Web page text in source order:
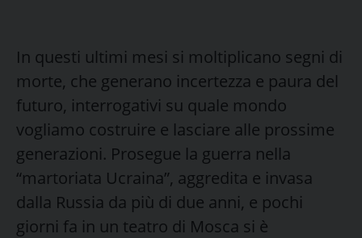
In questi ultimi mesi si moltiplicano segni di
morte, che generano incertezza e paura del
futuro, interrogativi su quale mondo
vogliamo costruire e lasciare alle prossime
generazioni. Prosegue la guerra nella
“martoriata Ucraina”, aggredita e invasa
dalla Russia da più di due anni, e pochi
giorni fa in un teatro di Mosca si è